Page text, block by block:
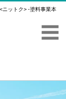
ニットク> -塗料事業本